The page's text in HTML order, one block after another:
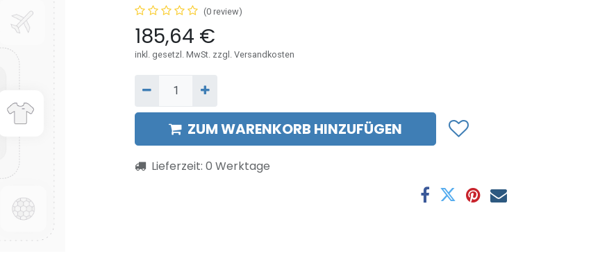
(0 review)
185,64 €
inkl. gesetzl. MwSt. zzgl. Versandkosten
ZUM WARENKORB HINZUFÜGEN
Lieferzeit: 0 Werktage